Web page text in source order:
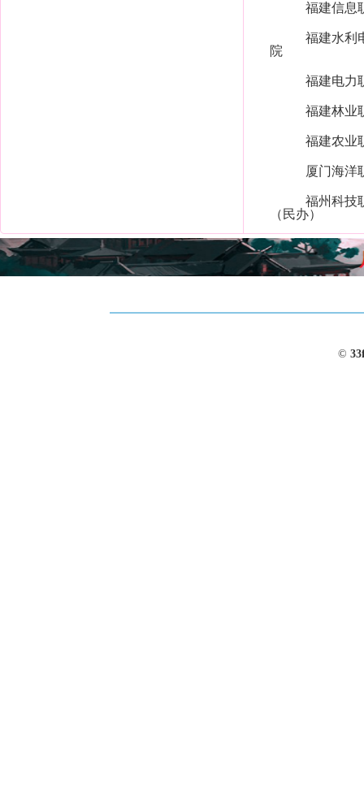
福建信息
福建水利
院
福建电力
福建林业
福建农业
厦门海洋
福州科技
（民办）
©